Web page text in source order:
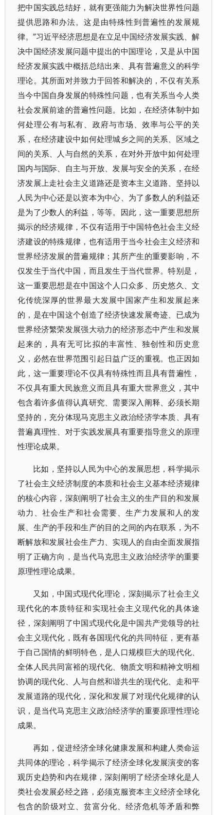
把中国实践总结好，就有更强能力为解决世界性问题
提供思路和办法。这是由特殊性到普遍性的发展规
律。”习近平经济思想是在立足中国经济发展实践、解
决中国经济发展问题中提出的中国理论，又是从中国
经济发展实践中概括总结出来、具有普遍意义的科学
理论。其所面对并致力于回答和解决的，不仅有关系
当今中国自身发展的特殊性问题，也有关系当今人类
社会发展前途的普遍性问题。比如，在经济体制中如
何处理公有与私有、政府与市场、效率与公平的关
系，在经济建设中如何处理城乡之间的关系、区域之
间的关系、人与自然的关系，在对外开放中如何处理
国内与国际、自主与开放、发展与安全的关系，在经
济发展上走社会主义道路还是资本主义道路、坚持以
人民为中心还是以资本为中心、为了多数人的利益还
是为了少数人的利益，等等。因此，这一重要思想所
揭示的经济规律，不仅有适用于中国特色社会主义经
济建设的特殊规律，也有适用于当今社会主义经济和
世界经济发展的普遍规律；其所产生的重要影响，不
仅发生于当代中国，而且发生于当代世界。特别是，
这一重要思想是在中国这个人口众多、历史悠久、文
化传统深厚的世界最大发展中国家产生和发展起来
的，是在中国这个创造了经济快速发展奇迹、已成为
世界经济繁荣发展强大动力的经济形态中产生和发展
起来的，具有无可比拟的丰富性、独创性和历史意
义，必然在世界范围引起日益广泛的重视。也正因如
此，这一重要理论不仅具有特殊性而且具有普遍性，
不仅具有重大民族意义而且具有重大世界意义，其中
包含着许多值得认真研究、需要深入阐释、必须长期
坚持的，充分体现马克思主义政治经济学本质、具有
普遍真理性、对于实践发展具有重要指导意义的原理
性理论成果。
比如，坚持以人民为中心的发展思想，科学揭示
了社会主义经济制度的本质和社会主义基本经济规律
的核心内容，深刻阐明了社会主义的生产目的和发展
动力、社会生产和社会需要、生产力发展和人的发
展、生产的手段和生产的目的之间的内在联系，为不
断解放和发展社会生产力、实现人的自由全面发展指
明了正确方向，是当代马克思主义政治经济学的重要
原理性理论成果。
又如，中国式现代化理论，深刻揭示了社会主义
现代化的本质特征和实现社会主义现代化的具体途
径，深刻阐明了中国式现代化是中国共产党领导的社
会主义现代化，既有各国现代化的共同特征，更有基
于自己国情的鲜明特色，是人口规模巨大的现代化、
全体人民共同富裕的现代化、物质文明和精神文明相
协调的现代化、人与自然和谐共生的现代化、走和平
发展道路的现代化，深化和发展了对现代化规律的认
识，是当代马克思主义政治经济学的重要原理性理论
成果。
再如，促进经济全球化健康发展和构建人类命运
共同体的理论，科学揭示了经济全球化发展演变的客
观历史趋势和内在规律，深刻阐明了经济全球化是人
类社会发展必经之路，必须克服资本主义经济全球化
包含的阶级对立、贫富分化、经济危机等矛盾和弊